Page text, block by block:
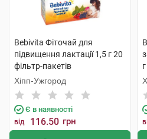
Bebivita Фіточай для
підвищення лактації 1,5 г 20
фільтр-пакетів
Хіпп-Ужгород
Є в наявності
від 116.50 грн